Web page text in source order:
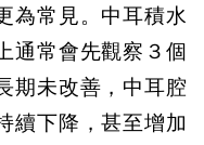
為常見。中耳積水
通常會先觀察３個
期未改善，中耳腔
續下降，甚至增加